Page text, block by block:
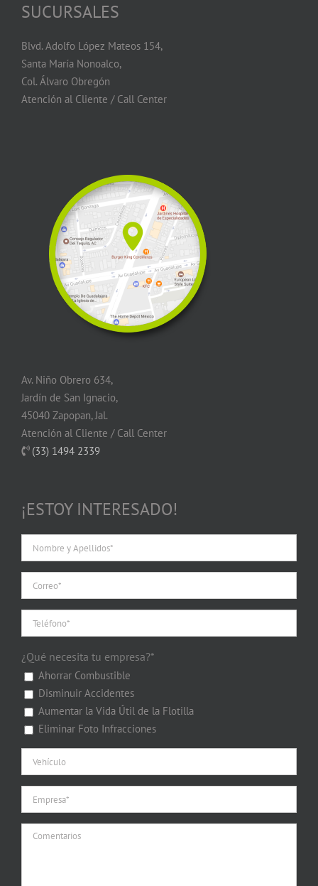
SUCURSALES
Blvd. Adolfo López Mateos 154,
Santa María Nonoalco,
Col. Álvaro Obregón
Atención al Cliente / Call Center
Av. Niño Obrero 634,
Jardín de San Ignacio,
45040 Zapopan, Jal.
Atención al Cliente / Call Center
(33) 1494 2339
¡ESTOY INTERESADO!
¿Qué necesita tu empresa?*
Ahorrar Combustible
Disminuir Accidentes
Aumentar la Vida Útil de la Flotilla
Eliminar Foto Infracciones